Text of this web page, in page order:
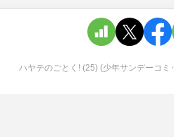
ハヤテのごとく! (25) (少年サンデーコミ